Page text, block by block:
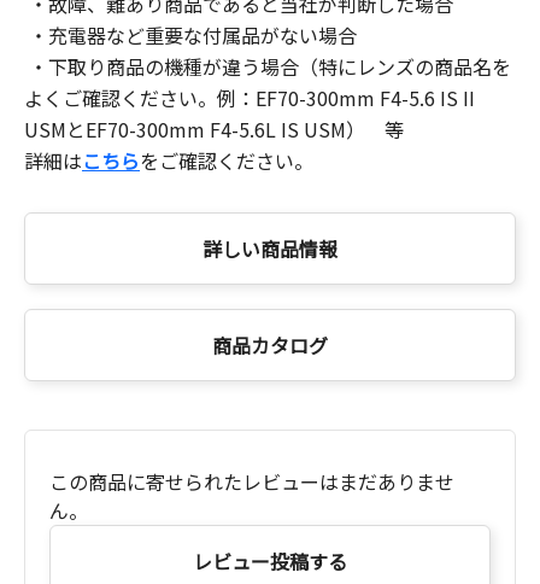
・充電器など重要な付属品がない場合
・下取り商品の機種が違う場合（特にレンズの商品名を
よくご確認ください。例：EF70-300mm F4-5.6 IS II
USMとEF70-300mm F4-5.6L IS USM） 等
詳細はこちらをご確認ください。
詳しい商品情報
商品カタログ
この商品に寄せられたレビューはまだありませ
ん。
レビュー投稿する